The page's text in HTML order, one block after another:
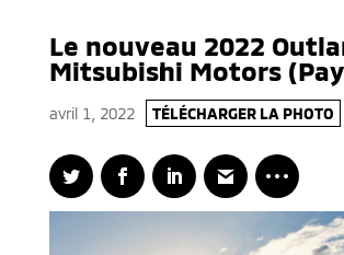
Le nouveau 2022
Mitsubishi Motors
avril 1, 2022 TÉLÉCHARGER LA PHOTO